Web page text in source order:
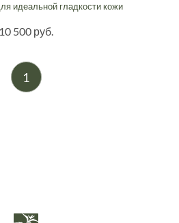
идеальной гладкости кожи
10 500 руб.
1